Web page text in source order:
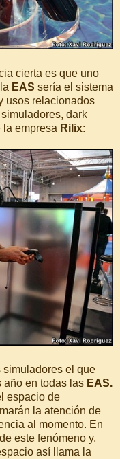
cierta es que uno
EAS sería el sistema
usos relacionados
dark
la empresa Rilix:
simuladores el que
año en todas las EAS.
espacio de
la atención de
al momento. En
este fenómeno y,
así llama la